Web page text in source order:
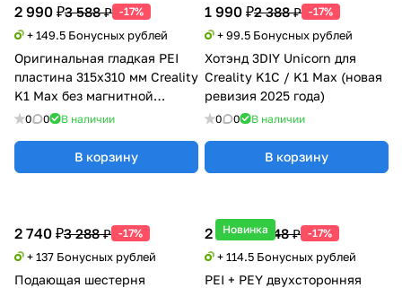
1 990 ₽2 388 ₽ -17%
+ 99.5 Бонусных рублей
Хотэнд 3DIY Unicorn для
Creality K1С / K1 Max (новая
ревизия 2025 года)
0 0 В наличии
В корзину
2 740 ₽3 288 ₽ -17%
+ 137 Бонусных рублей
Подающая шестерня
Новинка
2 290 ₽2 748 ₽ -17%
+ 114.5 Бонусных рублей
PEI + PEY двухсторонняя
2 990 ₽3 588 ₽ -17%
+ 149.5 Бонусных рублей
Оригинальная гладкая PEI
пластина 315х310 мм Creality
K1 Max без магнитной
наклейки
0 0 В наличии
В корзину